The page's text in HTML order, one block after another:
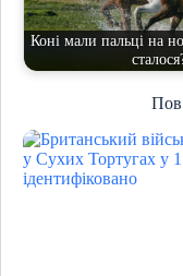
Коні мали пальці на